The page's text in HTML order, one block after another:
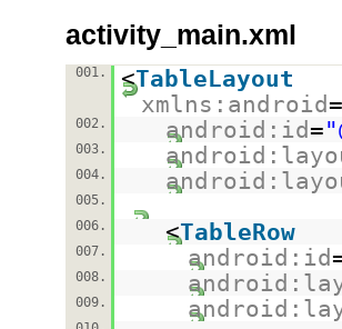
activity_main.xml
001. <TableLayout
xmlns:android=
002. android:id=
003.
004.
005.
006.
<TableRow
007. android:id
008.
009.